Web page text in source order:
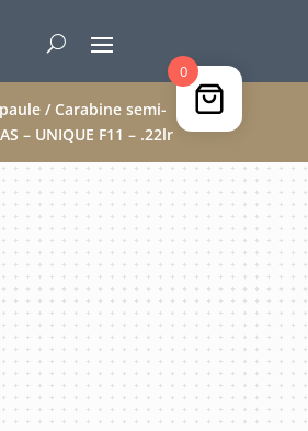
/ Carabine semi-
– UNIQUE F11 – .22lr
VENDU
0